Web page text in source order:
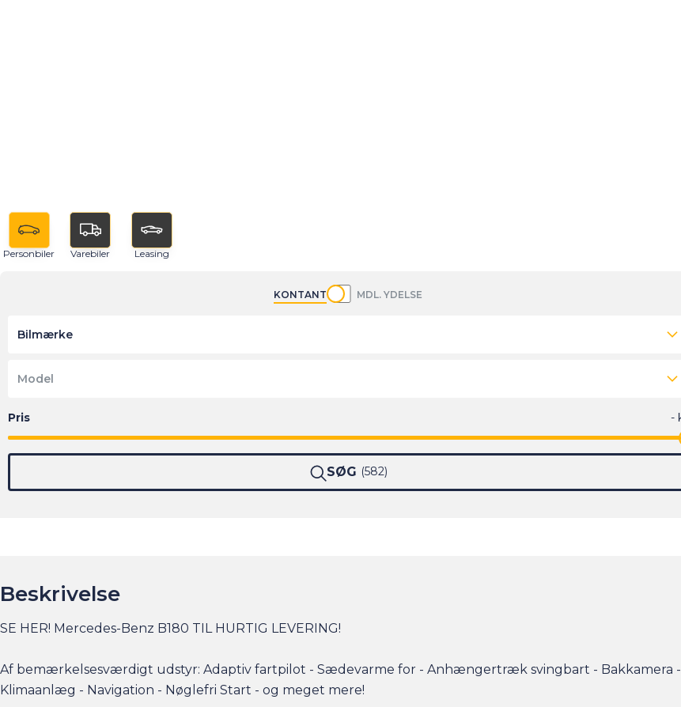
Personbiler Varebiler Leasing
KONTANT MDL. YDELSE
Bilmærke
Model
SØG 582
Beskrivelse
SE HER! Mercedes-Benz B180 TIL HURTIG LEVERING!
Af bemærkelsesværdigt udstyr: Adaptiv fartpilot - Sædevarme for - Anhængertræk svingbart - Bakkamera -
Klimaanlæg - Navigation - Nøglefri Start - og meget mere!